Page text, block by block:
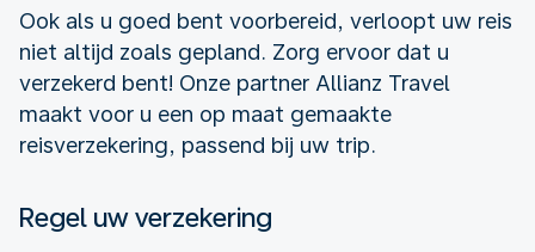
Ook als u goed bent voorbereid, verloopt uw reis
niet altijd zoals gepland. Zorg ervoor dat u
verzekerd bent! Onze partner Allianz Travel
maakt voor u een op maat gemaakte
reisverzekering, passend bij uw trip.
Regel uw verzekering